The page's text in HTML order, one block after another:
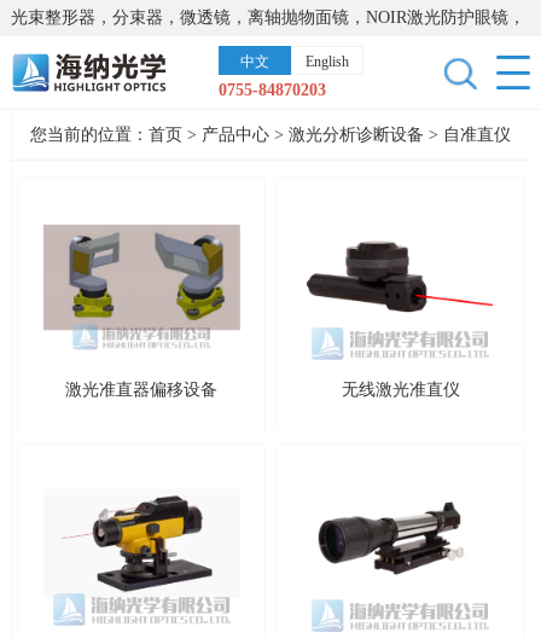
光束整形器，分束器，微透镜，离轴抛物面镜，NOIR激光防护眼镜，
太阳能模拟器，显微镜载物台，激光器，光谱仪，红外热像仪，激光
晶体
中文 English
0755-84870203
您当前的位置： 首页 > 产品中心> 激光分析诊断设备 > 自准直仪
激光准直器偏移设备 无线激光准直仪